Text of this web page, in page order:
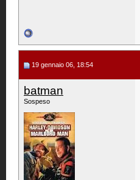
19 gennaio 06, 18:54
batman
Sospeso